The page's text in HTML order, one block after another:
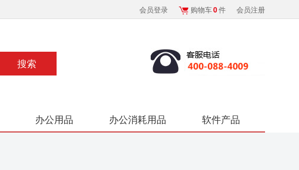
会员登录 购物车0件 会员注册
办公用品 办公消耗用品 软件产品